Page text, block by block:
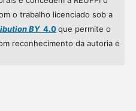
o trabalho licenciado sob a
BY4.0que permite o
reconhecimento da autoria e